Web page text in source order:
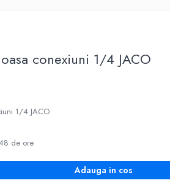
conexiuni 1/4 JACO
1/4 JACO
de ore
Adauga in cos